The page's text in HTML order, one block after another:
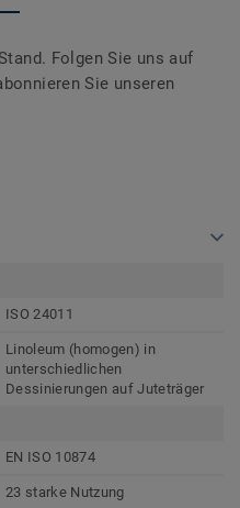
Folgen Sie uns auf
Sie unseren
ISO 24011
Linoleum (homogen) in
unterschiedlichen
Dessinierungen auf Juteträger
EN ISO 10874
23 starke Nutzung